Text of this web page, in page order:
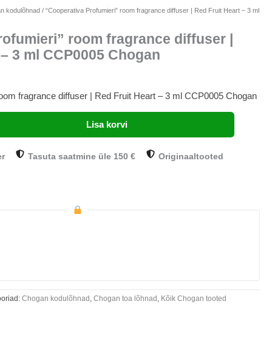
kodulõhnad / “Cooperativa Profumieri” room fragrance diffuser | Red Fruit Heart – 3 ml
room fragrance diffuser |
3 ml CCP0005 Chogan
fragrance diffuser | Red Fruit Heart – 3 ml CCP0005 Chogan
Lisa korvi
Tasuta saatmine üle 150 € Originaaltooted
Chogan kodulõhnad ,Chogan toa lõhnad Kõik Chogan tooted